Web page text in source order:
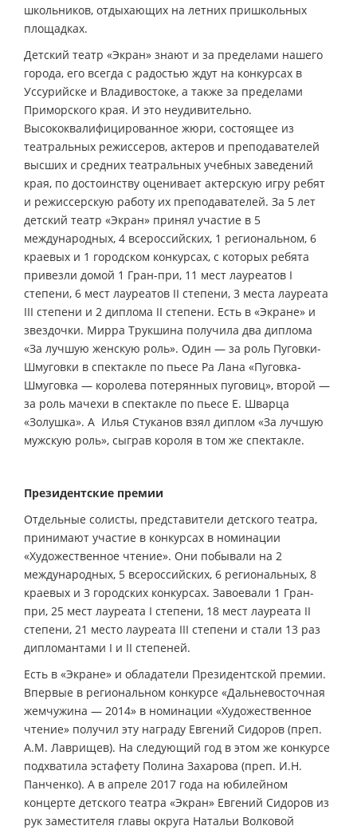
школьников, отдыхающих на летних пришкольных
площадках.
Детский театр «Экран» знают и за пределами нашего
города, его всегда с радостью ждут на конкурсах в
Уссурийске и Владивостоке, а также за пределами
Приморского края. И это неудивительно.
Высококвалифицированное жюри, состоящее из
театральных режиссеров, актеров и преподавателей
высших и средних театральных учебных заведений
края, по достоинству оценивает актерскую игру ребят
и режиссерскую работу их преподавателей. За 5 лет
детский театр «Экран» принял участие в 5
международных, 4 всероссийских, 1 региональном, 6
краевых и 1 городском конкурсах, с которых ребята
привезли домой 1 Гран-при, 11 мест лауреатов I
степени, 6 мест лауреатов II степени, 3 места лауреата
III степени и 2 диплома II степени. Есть в «Экране» и
звездочки. Мирра Трукшина получила два диплома
«За лучшую женскую роль». Один — за роль Пуговки-
Шмуговки в спектакле по пьесе Ра Лана «Пуговка-
Шмуговка — королева потерянных пуговиц», второй —
за роль мачехи в спектакле по пьесе Е. Шварца
«Золушка». А Илья Стуканов взял диплом «За лучшую
мужскую роль», сыграв короля в том же спектакле.
Президентские премии
Отдельные солисты, представители детского театра,
принимают участие в конкурсах в номинации
«Художественное чтение». Они побывали на 2
международных, 5 всероссийских, 6 региональных, 8
краевых и 3 городских конкурсах. Завоевали 1 Гран-
при, 25 мест лауреата I степени, 18 мест лауреата II
степени, 21 место лауреата III степени и стали 13 раз
дипломантами I и II степеней.
Есть в «Экране» и обладатели Президентской премии.
Впервые в региональном конкурсе «Дальневосточная
жемчужина — 2014» в номинации «Художественное
чтение» получил эту награду Евгений Сидоров (преп.
А.М. Лаврищев). На следующий год в этом же конкурсе
подхватила эстафету Полина Захарова (преп. И.Н.
Панченко). А в апреле 2017 года на юбилейном
концерте детского театра «Экран» Евгений Сидоров из
рук заместителя главы округа Натальи Волковой